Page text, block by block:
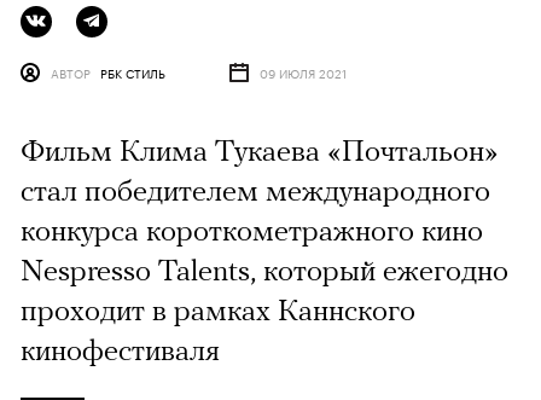
АВТОР РБК СТИЛЬ 09 ИЮЛЯ 2021
Фильм Клима Тукаева «Почтальон»
стал победителем международного
конкурса короткометражного кино
Nespresso Talents, который ежегодно
проходит в рамках Каннского
кинофестиваля